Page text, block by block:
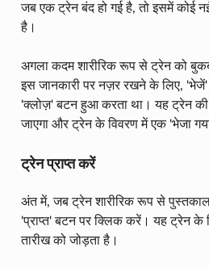
जब एक ट्रेन बंद हो गई है, तो इसमें कोई
है।
अगला कदम शारीरिक रूप से ट्रेन को
इस जानकारी पर नज़र रखने के लिए,
'क्लोज़' बटन हुआ करता था। यह ट्रेन
जाएगा और ट्रेन के विवरण में एक 'भेजा
ट्रेन प्राप्त करें
अंत में, जब ट्रेन शारीरिक रूप से
'प्राप्त' बटन पर क्लिक करें। यह ट्रेन के
तारीख को जोड़ता है।